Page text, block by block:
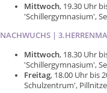
Mittwoch, 19.30 Uhr
'Schillergymnasium',
NACHWUCHS |
Mittwoch, 18.30 Uhr
'Schillergymnasium',
Freitag, 18.00 Uhr bis
Schulzentrum',